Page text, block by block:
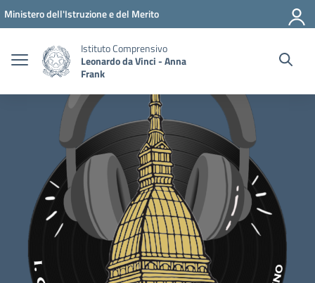
Vai ai contenuti
Vai al menu di navigazione
Vai al footer
Ministero dell'Istruzione e del Merito
Istituto Comprensivo
Leonardo da Vinci - Anna
Frank